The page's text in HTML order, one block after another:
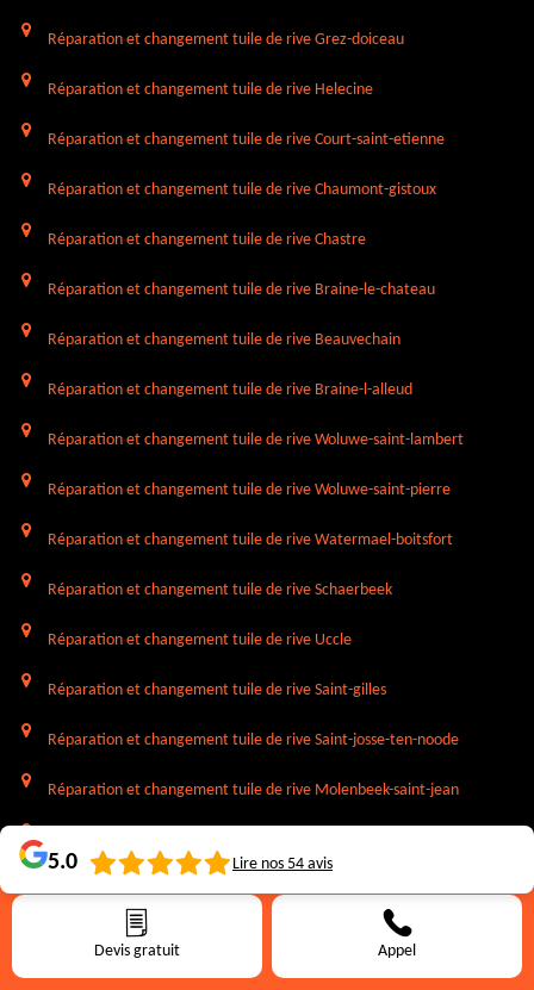
Devis gratuit Appel
Réparation et changement tuile de rive Grez-doiceau
Réparation et changement tuile de rive Helecine
Réparation et changement tuile de rive Court-saint-etienne
Réparation et changement tuile de rive Chaumont-gistoux
Réparation et changement tuile de rive Chastre
Réparation et changement tuile de rive Braine-le-chateau
Réparation et changement tuile de rive Beauvechain
Réparation et changement tuile de rive Braine-l-alleud
Réparation et changement tuile de rive Woluwe-saint-lambert
Réparation et changement tuile de rive Woluwe-saint-pierre
Réparation et changement tuile de rive Watermael-boitsfort
Réparation et changement tuile de rive Schaerbeek
Réparation et changement tuile de rive Uccle
Réparation et changement tuile de rive Saint-gilles
Réparation et changement tuile de rive Saint-josse-ten-noode
Réparation et changement tuile de rive Molenbeek-saint-jean
Réparation et changement tuile de rive Jette
Réparation et changement tuile de rive Ixelles
5.0 Lire nos 54 avis